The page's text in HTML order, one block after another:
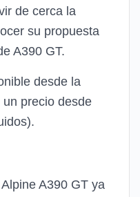
de cerca la
su propuesta
A390 GT.
desde la
precio desde
A390 GT ya